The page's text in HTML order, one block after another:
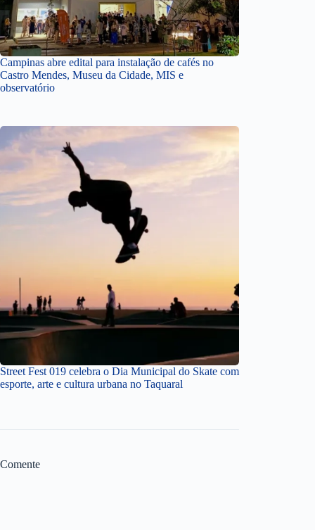
Campinas abre edital para instalação de cafés no
Castro Mendes, Museu da Cidade, MIS e
observatório
Street Fest 019 celebra o Dia Municipal do Skate com
esporte, arte e cultura urbana no Taquaral
Comente